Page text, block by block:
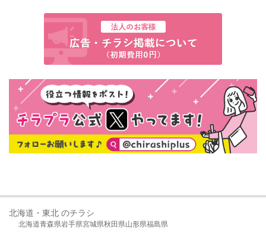
北海道・東北 のチラシ
北海道青森県岩手県宮城県秋田県山形県福島県